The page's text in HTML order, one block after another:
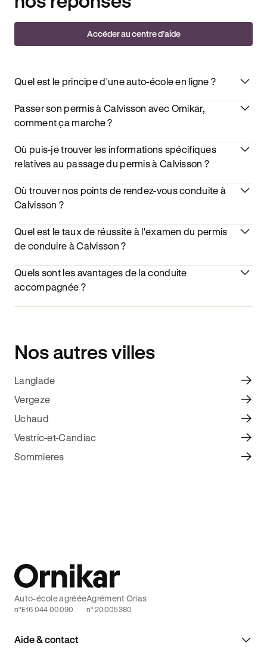
Accéder au centre d’aide
Quel est le principe d'une auto-école en ligne ?
Passer son permis à Calvisson avec Ornikar,
comment ça marche ?
Où puis-je trouver les informations spécifiques
relatives au passage du permis à Calvisson ?
Où trouver nos points de rendez-vous conduite à
Calvisson ?
Quel est le taux de réussite à l'examen du permis
de conduire à Calvisson ?
Quels sont les avantages de la conduite
accompagnée ?
Nos autres villes
Langlade
Vergeze
Uchaud
Vestric-et-Candiac
Sommieres
Aide & contact
Auto-école agréée
n°E16 044 00090
Agrément Orias
n° 20005380